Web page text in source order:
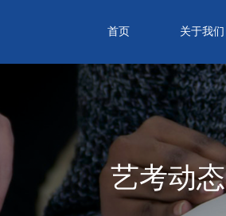
首页 关于我们
艺考动态